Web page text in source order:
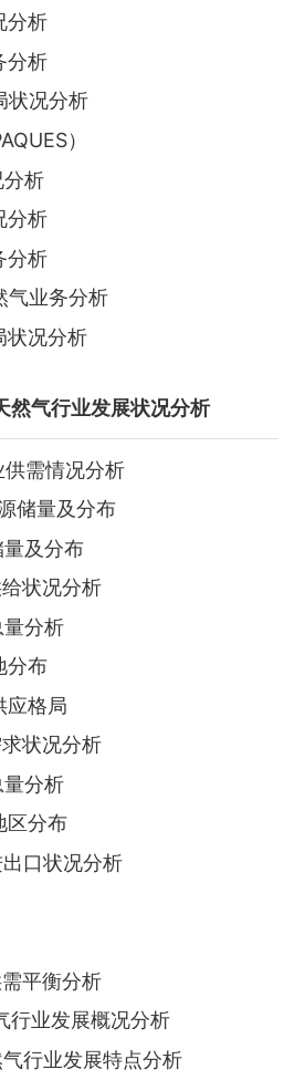
分析
分析
状况分析
）
分析
分析
分析
气业务分析
状况分析
然气行业发展状况分析
供需情况分析
储量及分布
量及分布
状况分析
量分析
分布
应格局
状况分析
量分析
区分布
口状况分析
平衡分析
行业发展概况分析
行业发展特点分析